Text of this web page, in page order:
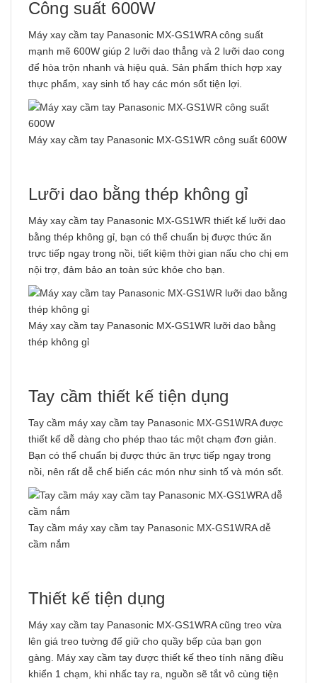
Công suất 600W
Máy xay cầm tay Panasonic MX-GS1WRA công suất
mạnh mẽ 600W giúp 2 lưỡi dao thẳng và 2 lưỡi dao cong
để hòa trộn nhanh và hiệu quả. Sản phẩm thích hợp xay
thực phẩm, xay sinh tố hay các món sốt tiện lợi.
Máy xay cầm tay Panasonic MX-GS1WR công suất 600W
Lưỡi dao bằng thép không gỉ
Máy xay cầm tay Panasonic MX-GS1WR thiết kế lưỡi dao
bằng thép không gỉ, bạn có thể chuẩn bị được thức ăn
trực tiếp ngay trong nồi, tiết kiệm thời gian nấu cho chị em
nội trợ, đảm bảo an toàn sức khỏe cho bạn.
Máy xay cầm tay Panasonic MX-GS1WR lưỡi dao bằng
thép không gỉ
Tay cầm thiết kế tiện dụng
Tay cầm máy xay cầm tay Panasonic MX-GS1WRA được
thiết kế dễ dàng cho phép thao tác một chạm đơn giản.
Bạn có thể chuẩn bị được thức ăn trực tiếp ngay trong
nồi, nên rất dễ chế biến các món như sinh tố và món sốt.
Tay cầm máy xay cầm tay Panasonic MX-GS1WRA dễ
cầm nắm
Thiết kế tiện dụng
Máy xay cầm tay Panasonic MX-GS1WRA cũng treo vừa
lên giá treo tường để giữ cho quầy bếp của bạn gọn
gàng. Máy xay cầm tay được thiết kế theo tính năng điều
khiển 1 chạm, khi nhấc tay ra, nguồn sẽ tắt vô cùng tiện